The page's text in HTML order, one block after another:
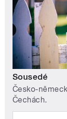
Sousedé
Česko-
Čechách.